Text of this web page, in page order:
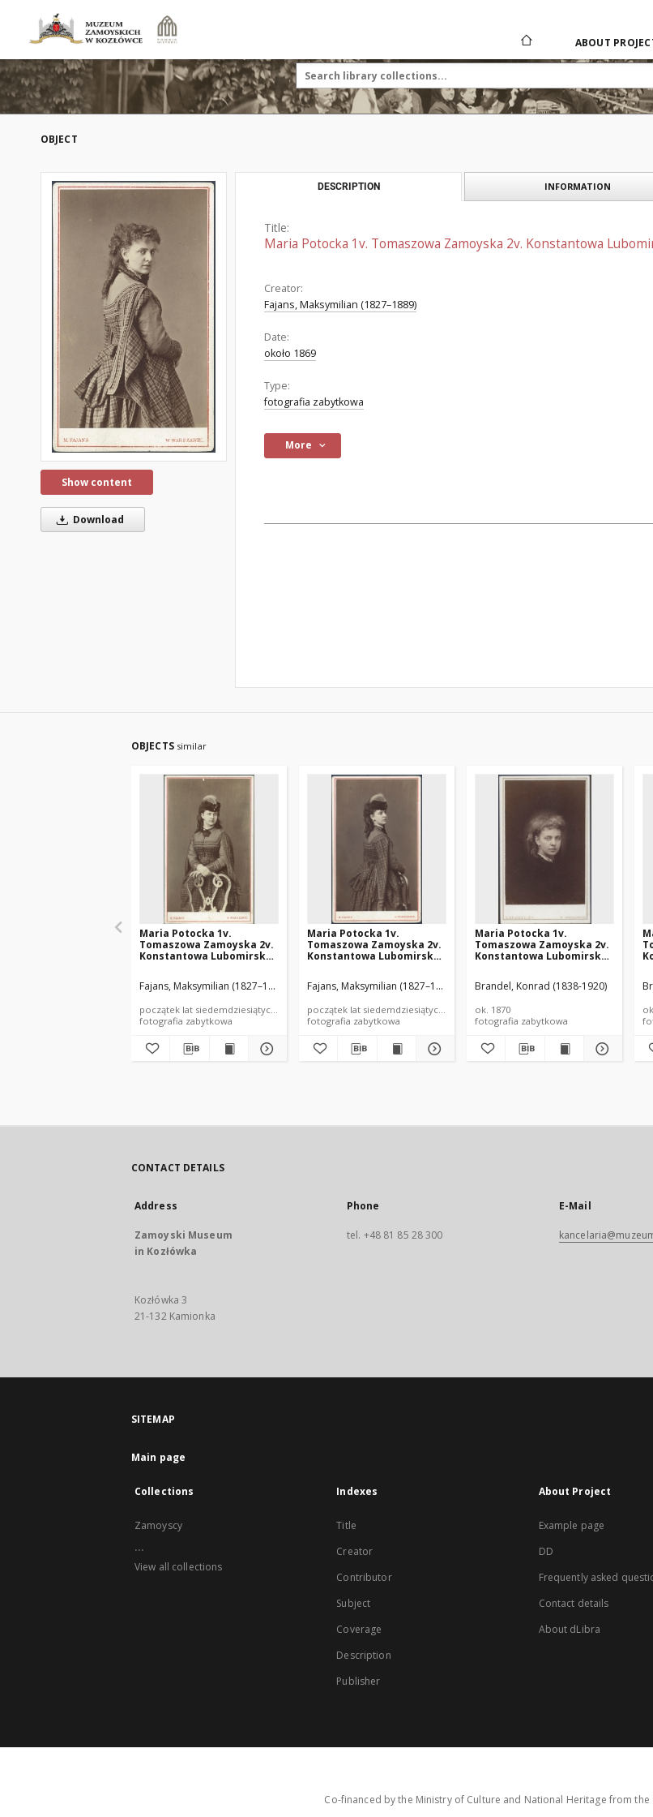
ABOUT
OBJECT
Show content
Download
DESCRIPTION INFORMATION
Title:
Maria Potocka 1v. Tomaszowa Zamoyska 2v. Konstantowa
Creator:
Fajans, Maksymilian (1827–1889)
Date:
około 1869
Type:
fotografia zabytkowa
More
OBJECTS similar
Maria Potocka 1v.
Tomaszowa Zamoyska 2v.
Konstantowa Lubomirska
Fajans, Maksymilian (1827–1889)
początek lat siedemdziesiątych XIX wieku
fotografia zabytkowa
Maria Potocka 1v.
Tomaszowa Zamoyska 2v.
Konstantowa Lubomirska
Fajans, Maksymilian (1827–1889)
początek lat siedemdziesiątych XIX wieku
fotografia zabytkowa
Maria Potocka 1v.
Tomaszowa Zamoyska 2v.
Konstantowa Lubomirska
Brandel, Konrad (1838-1920)
ok. 1870
fotografia zabytkowa
CONTACT DETAILS
Address
Zamoyski Museum
in Kozłówka
Kozłówka 3
21-132 Kamionka
Phone
tel. +48 81 85 28 300
E-Mail
SITEMAP
Main page
Collections
Zamoyscy
...
View all collections
Indexes
Title
Creator
Contributor
Subject
Coverage
Description
Publisher
About Project
Example page
DD
Frequently asked
Contact details
About dLibra
Co-financed by the Ministry of Culture and National Heritage from